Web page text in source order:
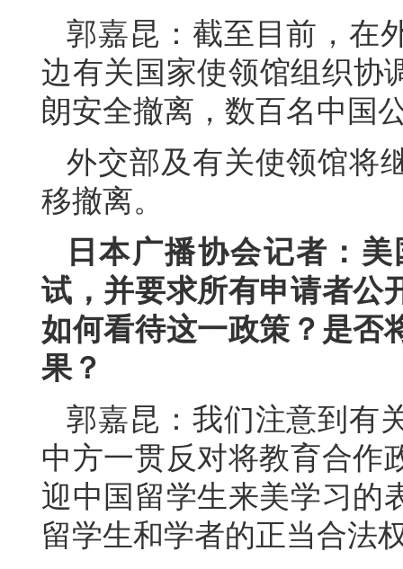
郭嘉昆：截至目前，在
边有关国家使领馆组织协
朗安全撤离，数百名中国
外交部及有关使领馆将
移撤离。
日本广播协会记者：
试，并要求所有申请者公
如何看待这一政策？是否
果？
郭嘉昆：我们注意到有
中方一贯反对将教育合作
迎中国留学生来美学习的
留学生和学者的正当合法